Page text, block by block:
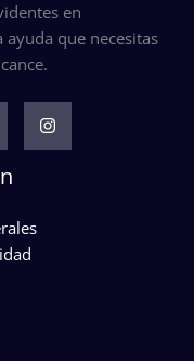
en
que necesitas